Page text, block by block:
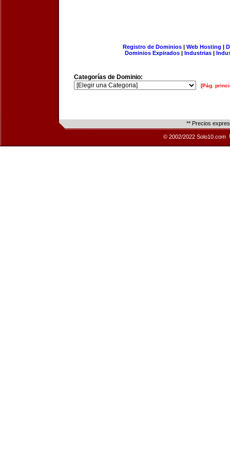
Registro de Dominios| Web Hosting |
Dominios Expirados | Industrias |
Categorías de Dominio:
[Pág.
** Precios
© 2002/2022 Solo10.com